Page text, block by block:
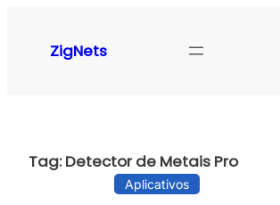
ZigNets
Tag:Detector de Metais Pro
Aplicativos